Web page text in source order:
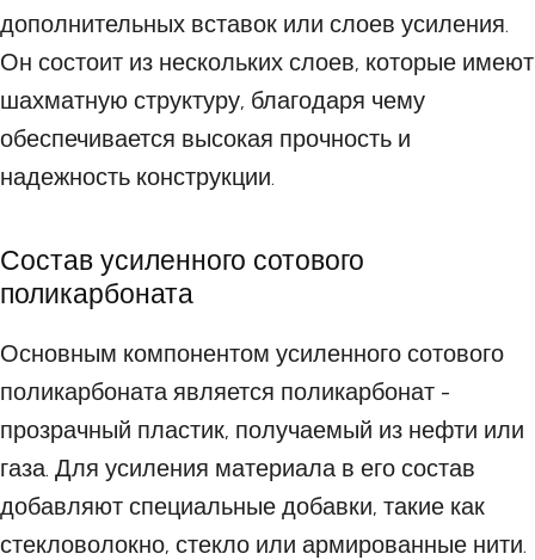
дополнительных вставок или слоев усиления.
Он состоит из нескольких слоев, которые имеют
шахматную структуру, благодаря чему
обеспечивается высокая прочность и
надежность конструкции.
Состав усиленного сотового
поликарбоната
Основным компонентом усиленного сотового
поликарбоната является поликарбонат -
прозрачный пластик, получаемый из нефти или
газа. Для усиления материала в его состав
добавляют специальные добавки, такие как
стекловолокно, стекло или армированные нити.